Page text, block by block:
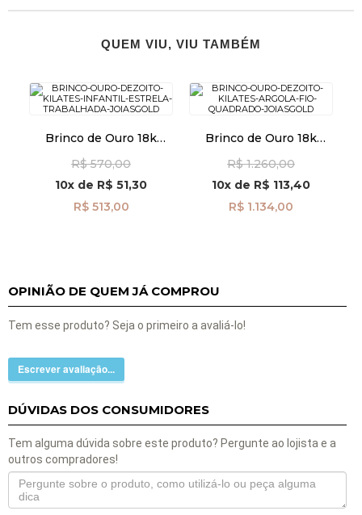
QUEM VIU, VIU TAMBÉM
Brinco de Ouro 18k
Trabalhada br29501
R$ 570,00
10x de R$ 51,30
R$ 513,00
Brinco de Ouro 18k
br29491
R$ 1.260,00
10x de R$ 113,40
R$ 1.134,00
OPINIÃO DE QUEM JÁ COMPROU
Tem esse produto? Seja o primeiro a avaliá-lo!
Escrever avaliação...
DÚVIDAS DOS CONSUMIDORES
Tem alguma dúvida sobre este produto? Pergunte ao lojista e a
outros compradores!